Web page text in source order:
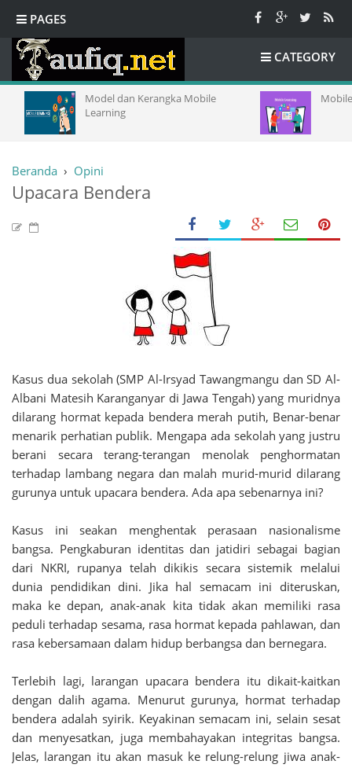
PAGES
CATEGORY
Model dan Kerangka Mobile
Learning
Mobile
Beranda › Opini
Upacara Bendera
Kasus dua sekolah (SMP Al-Irsyad Tawangmangu dan SD Al-
Albani Matesih Karanganyar di Jawa Tengah) yang muridnya
dilarang hormat kepada bendera merah putih, Benar-benar
menarik perhatian publik. Mengapa ada sekolah yang justru
berani secara terang-terangan menolak penghormatan
terhadap lambang negara dan malah murid-murid dilarang
gurunya untuk upacara bendera. Ada apa sebenarnya ini?
Kasus ini seakan menghentak perasaan nasionalisme
bangsa. Pengkaburan identitas dan jatidiri sebagai bagian
dari NKRI, rupanya telah dikikis secara sistemik melalui
dunia pendidikan dini. Jika hal semacam ini diteruskan,
maka ke depan, anak-anak kita tidak akan memiliki rasa
peduli terhadap sesama, rasa hormat kepada pahlawan, dan
rasa kebersamaan dalam hidup berbangsa dan bernegara.
Terlebih lagi, larangan upacara bendera itu dikait-kaitkan
dengan dalih agama. Menurut gurunya, hormat terhadap
bendera adalah syirik. Keyakinan semacam ini, selain sesat
dan menyesatkan, juga membahayakan integritas bangsa.
Jelas, larangan itu akan masuk ke relung-relung jiwa anak-